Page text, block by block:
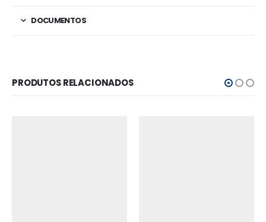
DOCUMENTOS
PRODUTOS RELACIONADOS